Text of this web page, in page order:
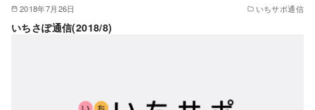
2018年7月26日 いちサポ通信
いちさぽ通信(2018/8)